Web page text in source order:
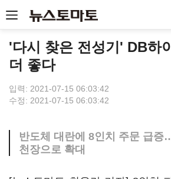
'다시 찾은 전성기' DB하
더 좋다
입력: 2021-07-15 06:03:42
수정: 2021-07-15 06:03:42
반도체 대란에 8인치 주문 급
천장으로 확대